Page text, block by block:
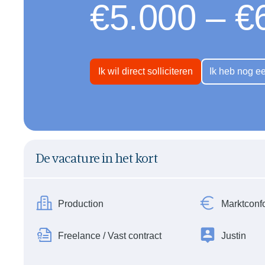
backoffice@select-projects.nl
backoffice@select-projects.nl
backoffice@select-projects.nl
€5.000 –
Ik wil direct solliciteren Ik heb nog
De vacature in het kort
Production
Freelance / Vast contract Justin